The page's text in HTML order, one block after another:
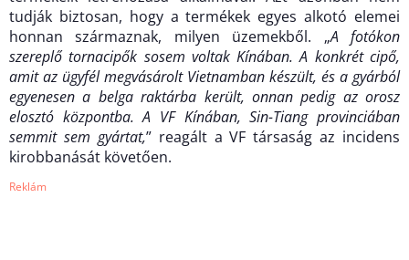
tudják biztosan, hogy a termékek egyes alkotó elemei
honnan származnak, milyen üzemekből. „A fotókon
szereplő tornacipők sosem voltak Kínában. A konkrét cipő,
amit az ügyfél megvásárolt Vietnamban készült, és a gyárból
egyenesen a belga raktárba került, onnan pedig az orosz
elosztó központba. A VF Kínában, Sin-Tiang provinciában
semmit sem gyártat,” reagált a VF társaság az incidens
kirobbanását követően.
Reklám